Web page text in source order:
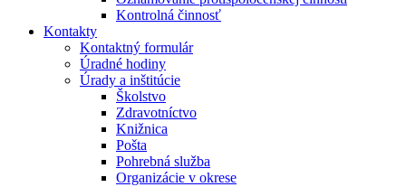
Kontrolná činnosť
Kontakty
Kontaktný formulár
Úradné hodiny
Úrady a inštitúcie
Školstvo
Zdravotníctvo
Knižnica
Pošta
Pohrebná služba
Organizácie v okrese